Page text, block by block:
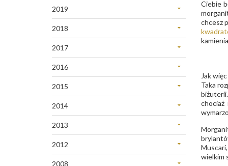
Listopad
Wrzesień
Sierpień
Czerwiec
Kwiecień
Styczeń
2019
Grudzień
Listopad
Październik
Luty
2018
Grudzień
Listopad
Październik
Wrzesień
Lipiec
Kwiecień
Marzec
2017
Grudzień
Listopad
Październik
Wrzesień
Lipiec
2016
Grudzień
Wrzesień
2015
Maj
Kwiecień
Marzec
2014
Maj
Kwiecień
Marzec
Luty
2013
Grudzień
Listopad
Październik
2012
Grudzień
2008
Ciebie
chcesz
Jak
Taka
wielkim